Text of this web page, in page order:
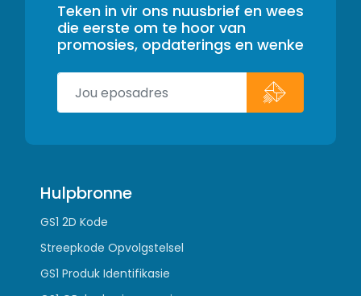
Teken in vir ons nuusbrief en wees
die eerste om te hoor van
promosies, opdaterings en wenke
Hulpbronne
GS1 2D Kode
Streepkode Opvolgstelsel
GS1 Produk Identifikasie